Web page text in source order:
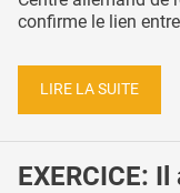
confirme le lien
LIRE LA SUITE
EXERCICE: